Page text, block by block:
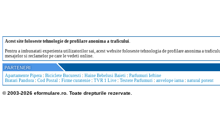
Acest site foloseste tehnologie de profilare anonima a traficului.
Pentru a imbunatati experienta utilizatorilor sai, acest website foloseste tehnologia de profilare anonima a
mesajelor si reclamelor pe care le vedeti online.
Apartamente Pipera : Biciclete Bucuresti : Haine Bebelusi Baieti : Parfumuri Ieftine
Bratari Pandora : Cod Postal : Firme curatenie : TVR 1 Live : Testere Parfumuri : anvelope iarna : natural potent
© 2003-2026 eformulare.ro. Toate drepturile rezervate.